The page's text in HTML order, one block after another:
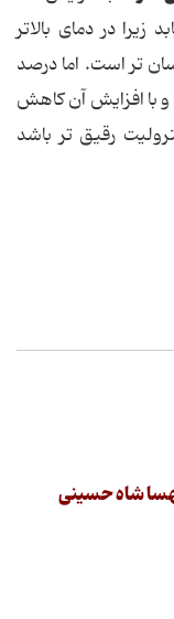
در دمای بالاتر
تر است. اما درصد
با افزایش آن کاهش
رقیق تر باشد
شاه حسینی